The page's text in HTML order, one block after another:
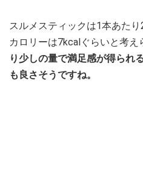
スルメスティックは1本あた
カロリーは7kcalぐらいと考え
り少しの量で満足感が得られ
も良さそうですね。